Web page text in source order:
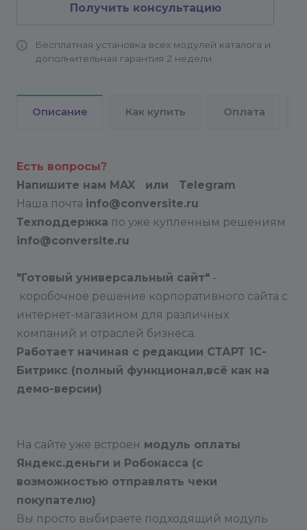
Получить консультацию
Бесплатная установка всех модулей каталога и
дополнительная гарантия 2 недели
Описание Как купить Оплата
Есть вопросы?
Напишите нам MAX или Telegram
Наша почта info@conversite.ru
Техподдержка по уже купленным решениям
info@conversite.ru
"Готовый универсальный сайт" -
коробочное решение корпоративного сайта с
интернет-магазином для различных
компаний и отраслей бизнеса.
Работает начиная с редакции СТАРТ 1С-
Битрикс (полный функционал,всё как на
демо-версии)
На сайте уже встроен модуль оплаты
Яндекс.деньги и Робокасса (с
возможностью отправлять чеки
покупателю)
Вы просто выбираете подходящий модуль